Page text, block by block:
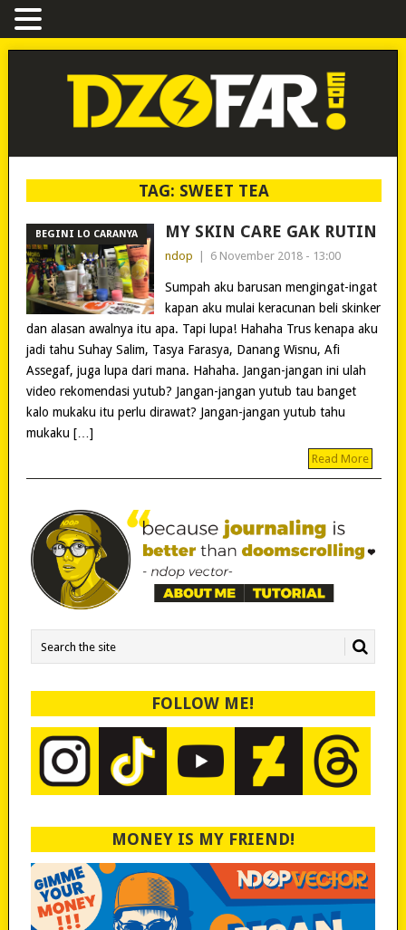
TAG: SWEET TEA
BEGINI LO CARANYA MY SKIN CARE GAK RUTIN
ndop 6 November 2018 - 13:00
Sumpah aku barusan mengingat-ingat
kapan aku mulai keracunan beli skinker
dan alasan awalnya itu apa. Tapi lupa! Hahaha Trus kenapa aku
jadi tahu Suhay Salim, Tasya Farasya, Danang Wisnu, Afi
Assegaf, juga lupa dari mana. Hahaha. Jangan-jangan ini ulah
video rekomendasi yutub? Jangan-jangan yutub tau banget
kalo mukaku itu perlu dirawat? Jangan-jangan yutub tahu
mukaku […]
Read More
FOLLOW ME!
MONEY IS MY FRIEND!